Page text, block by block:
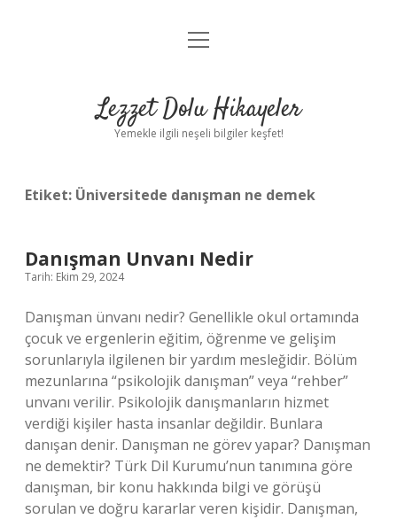
Anasayfa
Yasal Uyarı
menüyü
Lezzet Dolu Hikayeler
Yemekle ilgili neşeli bilgiler keşfet!
Etiket: Üniversitede danışman ne demek
Danışman Unvanı Nedir
Tarih: Ekim 29, 2024
Danışman ünvanı nedir? Genellikle okul ortamında
çocuk ve ergenlerin eğitim, öğrenme ve gelişim
sorunlarıyla ilgilenen bir yardım mesleğidir. Bölüm
mezunlarına “psikolojik danışman” veya “rehber”
unvanı verilir. Psikolojik danışmanların hizmet
verdiği kişiler hasta insanlar değildir. Bunlara
danışan denir. Danışman ne görev yapar? Danışman
ne demektir? Türk Dil Kurumu’nun tanımına göre
danışman, bir konu hakkında bilgi ve görüşü
sorulan ve doğru kararlar veren kişidir. Danışman,